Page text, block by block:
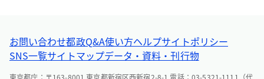
お問い合わせ都政Q&A使い方ヘルプサイトポリシー
SNS一覧サイトマップデータ・資料・刊行物
東京都庁：〒163-8001 東京都新宿区西新宿2-8-1 電話：03-5321-1111（代